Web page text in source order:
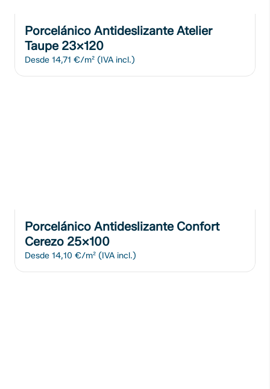
Porcelánico Antideslizante Atelier
Taupe 23x120
Desde 14,71 €/m² (IVA incl.)
Porcelánico Antideslizante Confort
Cerezo 25x100
Desde 14,10 €/m² (IVA incl.)